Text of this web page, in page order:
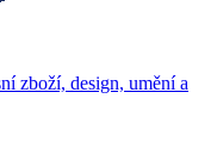
zboží, design, umění a